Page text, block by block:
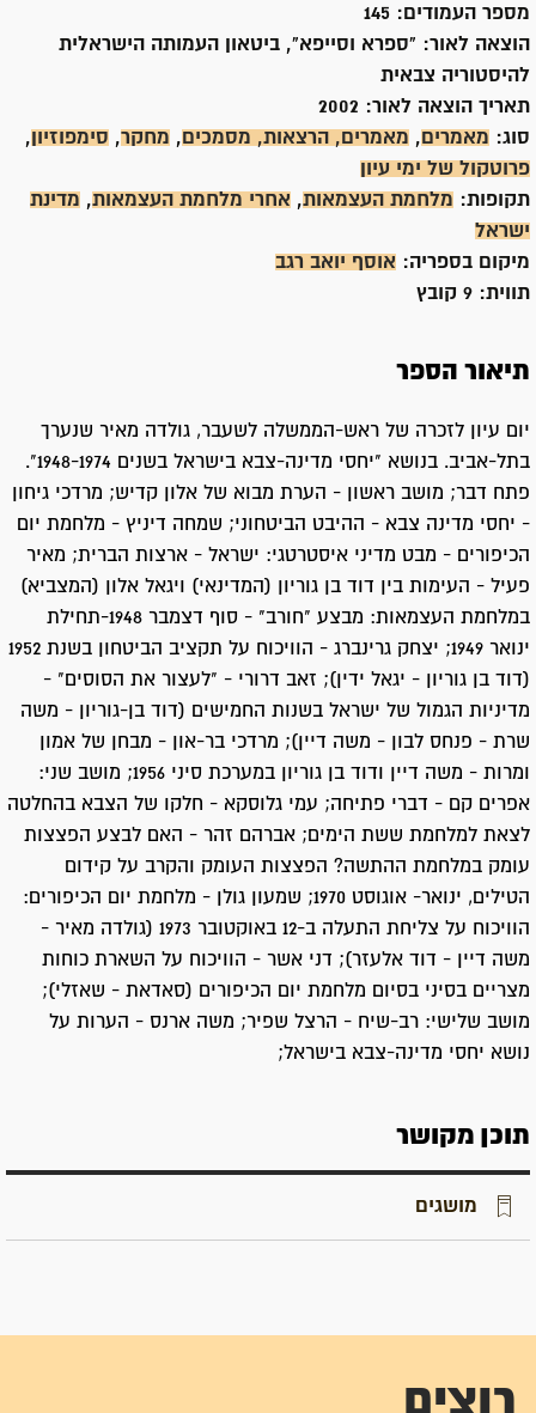
מספר העמודים: 145
הוצאה לאור: "ספרא וסייפא", ביטאון העמותה הישראלית
להיסטוריה צבאית
תאריך הוצאה לאור:
סוג: מאמרים , מאמרים, הרצאות, מסמכים , מחקר, סימפוזיון ,
פרוטקול של ימי עיון
תקופות: מלחמת העצמאות, אחרי מלחמת העצמאות, מדינת
ישראל
מיקום בספריה: אוסף יואב רגב
תווית: 9 קובץ
תיאור הספר
יום עיון לזכרה של ראש-הממשלה לשעבר, גולדה מאיר שנערך
בתל-אביב. בנושא "יחסי מדינה-צבא בישראל בשנים 1948-1974".
פתח דבר; מושב ראשון - הערת מבוא של אלון קדיש; מרדכי גיחון
- יחסי מדינה צבא - ההיבט הביטחוני; שמחה דיניץ - מלחמת יום
הכיפורים - מבט מדיני איסטרטגי: ישראל - ארצות הברית; מאיר
פעיל - העימות בין דוד בן גוריון (המדינאי) ויגאל אלון (המצביא)
במלחמת העצמאות: מבצע "חורב" - סוף דצמבר 1948-תחילת
ינואר 1949; יצחק גרינברג - הוויכוח על תקציב הביטחון בשנת 1952
(דוד בן גוריון - יגאל ידין); זאב דרורי - "לעצור את הסוסים" -
מדיניות הגמול של ישראל בשנות החמישים (דוד בן-גוריון - משה
שרת - פנחס לבון - משה דיין); מרדכי בר-און - מבחן של אמון
ומרות - משה דיין ודוד בן גוריון במערכת סיני 1956; מושב שני:
אפרים קם - דברי פתיחה; עמי גלוסקא - חלקו של הצבא בהחלטה
לצאת למלחמת ששת הימים; אברהם זהר - האם לבצע הפצצות
עומק במלחמת ההתשה? הפצצות העומק והקרב על קידום
הטילים, ינואר- אוגוסט 1970; שמעון גולן - מלחמת יום הכיפורים:
הוויכוח על צליחת התעלה ב-12 באוקטובר 1973 (גולדה מאיר -
משה דיין - דוד אלעזר); דני אשר - הוויכוח על השארת כוחות
מצריים בסיני בסיום מלחמת יום הכיפורים (סאדאת - שאזלי);
מושב שלישי: רב-שיח - הרצל שפיר; משה ארנס - הערות על
נושא יחסי מדינה-צבא בישראל;
תוכן מקושר
מושגים
רוצים